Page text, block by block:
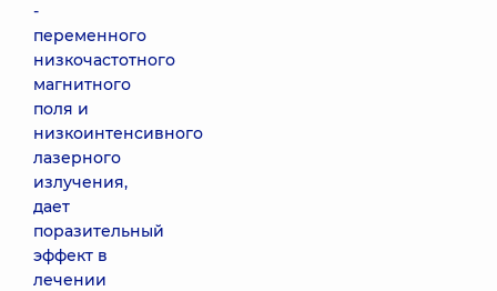
-
переменного
низкочастотного
магнитного
поля и
низкоинтенсивного
лазерного
излучения,
дает
поразительный
эффект в
лечении